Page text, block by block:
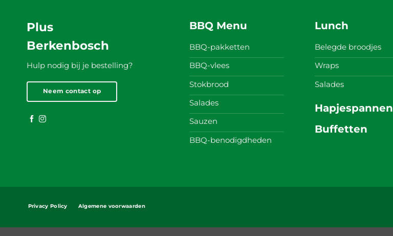
Plus
Berkenbosch
Hulp nodig bij je bestelling?
Neem contact op
BBQ Menu
BBQ-pakketten
BBQ-vlees
Stokbrood
Salades
Sauzen
BBQ-benodigdheden
Lunch
Belegde broodjes
Wraps
Salades
Hapjespannen
Buffetten
Privacy Policy Algemene voorwaarden